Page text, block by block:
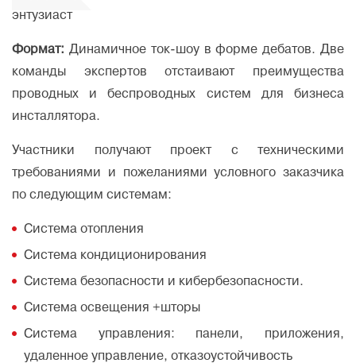
энтузиаст
Формат: Динамичное ток-шоу в форме дебатов. Две
команды экспертов отстаивают преимущества
проводных и беспроводных систем для бизнеса
инсталлятора.
Участники получают проект с техническими
требованиями и пожеланиями условного заказчика
по следующим системам:
Система отопления
Система кондиционирования
Система безопасности и кибербезопасности.
Система освещения +шторы
Система управления: панели, приложения,
удаленное управление, отказоустойчивость